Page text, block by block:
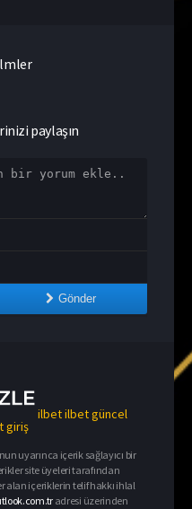
paylaşın
Gönder
ilbetilbet güncel
giriş
uyarınca içerik sağlayıcı bir
site üyeleri tarafından
içeriklerin telif hakkı ihlal
adresi üzerinden